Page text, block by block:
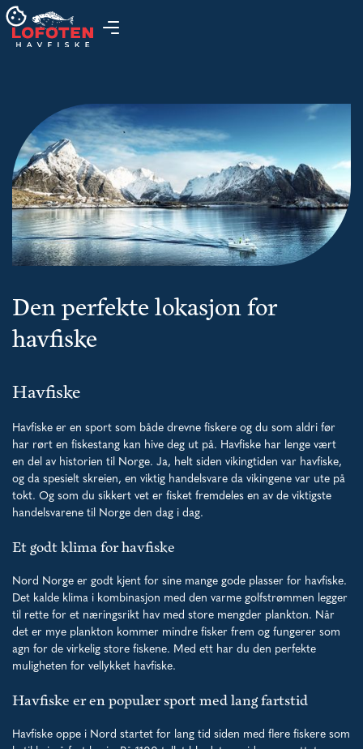
Den perfekte lokasjon for
havfiske
Havfiske
Havfiske er en sport som både drevne fiskere og du som aldri før
har rørt en fiskestang kan hive deg ut på. Havfiske har lenge vært
en del av historien til Norge. Ja, helt siden vikingtiden var havfiske,
og da spesielt skreien, en viktig handelsvare da vikingene var ute på
tokt. Og som du sikkert vet er fisket fremdeles en av de viktigste
handelsvarene til Norge den dag i dag.
Et godt klima for havfiske
Nord Norge er godt kjent for sine mange gode plasser for havfiske.
Det kalde klima i kombinasjon med den varme golfstrømmen legger
til rette for et næringsrikt hav med store mengder plankton. Når
det er mye plankton kommer mindre fisker frem og fungerer som
agn for de virkelig store fiskene. Med ett har du den perfekte
muligheten for vellykket havfiske.
Havfiske er en populær sport med lang fartstid
Havfiske oppe i Nord startet for lang tid siden med flere fiskere som